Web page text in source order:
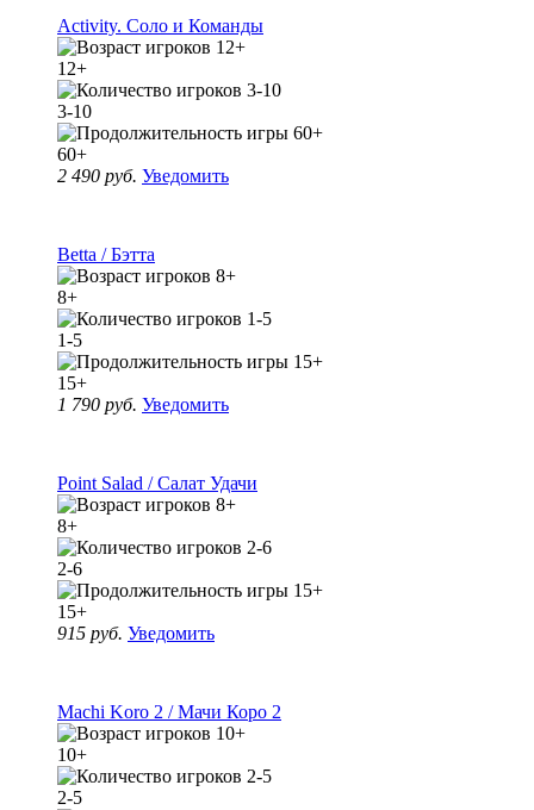
Activity. Соло и Команды
12+
3-10
60+
2 490 руб. Уведомить
Betta / Бэтта
8+
1-5
15+
1 790 руб. Уведомить
Point Salad / Салат Удачи
8+
2-6
15+
915 руб. Уведомить
Machi Koro 2 / Мачи Коро 2
10+
2-5